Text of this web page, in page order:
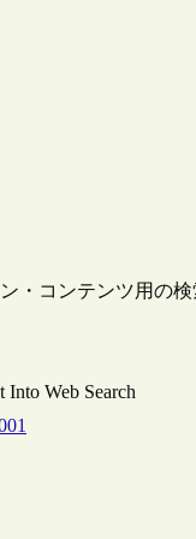
コンテンツ用の検
Into Web Search